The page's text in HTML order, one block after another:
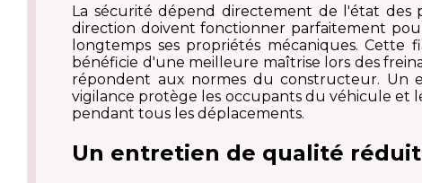
La sécurité dépend directement de l'état des
direction doivent fonctionner parfaitement
longtemps ses propriétés mécaniques.
bénéficie d'une meilleure maîtrise lors des
répondent aux normes du constructeur. Un
vigilance protège les occupants du véhicule et
pendant tous les déplacements.
Un entretien de qualité